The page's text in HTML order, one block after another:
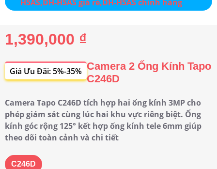
1,390,000 ₫
Giá Ưu Đãi: 5%-35% Camera 2 Ống Kính Tapo
C246D
Camera Tapo C246D tích hợp hai ống kính 3MP cho
phép giám sát cùng lúc hai khu vực riêng biệt. Ống
kính góc rộng 125° kết hợp ống kính tele 6mm giúp
theo dõi toàn cảnh và chi tiết
C246D